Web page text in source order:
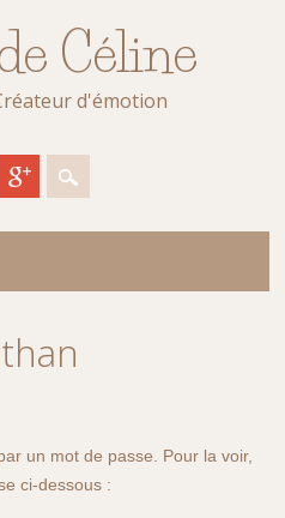
Céline
d'émotion
un mot de passe. Pour la voir,
ci-dessous :